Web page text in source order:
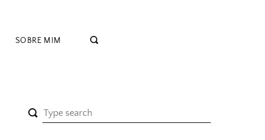
SOBRE MIM